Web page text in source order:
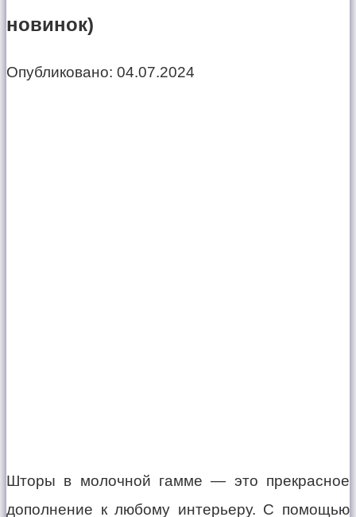
новинок)
Опубликовано: 04.07.2024
Шторы в молочной гамме — это прекрасное
дополнение к любому интерьеру. С помощью